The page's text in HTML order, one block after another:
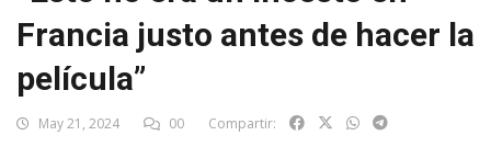
Francia justo antes de hacer la
película”
May 21, 2024 00 Compartir: